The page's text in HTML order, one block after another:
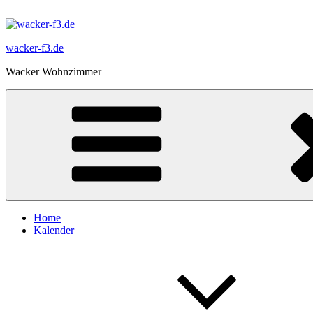
Inhalt
wacker-f3.de
Wacker Wohnzimmer
Home
Kalender